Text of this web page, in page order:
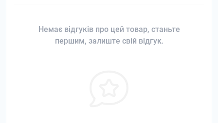
Немає відгуків про цей товар, станьте
першим, залиште свій відгук.